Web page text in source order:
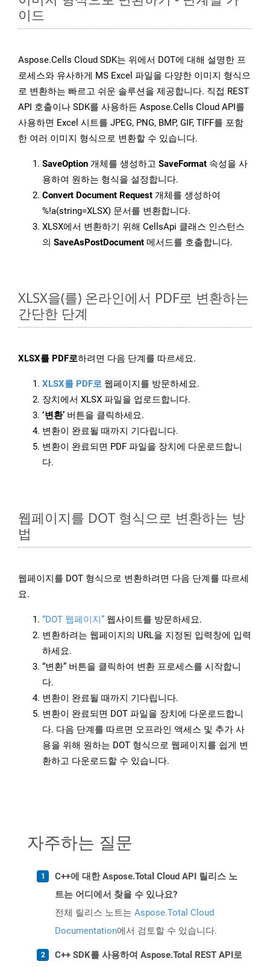
이드
Aspose.Cells Cloud SDK는 위에서 DOT에 대해 설명한 프
로세스와 유사하게 MS Excel 파일을 다양한 이미지 형식으
로 변환하는 빠르고 쉬운 솔루션을 제공합니다. 직접 REST
API 호출이나 SDK를 사용하든 Aspose.Cells Cloud API를
사용하면 Excel 시트를 JPEG, PNG, BMP, GIF, TIFF를 포함
한 여러 이미지 형식으로 변환할 수 있습니다.
SaveOption 개체를 생성하고 SaveFormat 속성을 사
용하여 원하는 형식을 설정합니다.
Convert Document Request 개체를 생성하여
%!a(string=XLSX) 문서를 변환합니다.
XLSX에서 변환하기 위해 CellsApi 클래스 인스턴스
의 SaveAsPostDocument 메서드를 호출합니다.
XLSX을(를) 온라인에서 PDF로 변환하는
간단한 단계
XLSX를 PDF로하려면 다음 단계를 따르세요.
XLSX를 PDF로 웹페이지를 방문하세요.
장치에서 XLSX 파일을 업로드합니다.
‘변환’ 버튼을 클릭하세요.
변환이 완료될 때까지 기다립니다.
변환이 완료되면 PDF 파일을 장치에 다운로드합니
다.
웹페이지를 DOT 형식으로 변환하는 방
법
웹페이지를 DOT 형식으로 변환하려면 다음 단계를 따르세
요.
“DOT 웹페이지” 웹사이트를 방문하세요.
변환하려는 웹페이지의 URL을 지정된 입력창에 입력
하세요.
“변환” 버튼을 클릭하여 변환 프로세스를 시작합니
다.
변환이 완료될 때까지 기다립니다.
변환이 완료되면 DOT 파일을 장치에 다운로드합니
다. 다음 단계를 따르면 오프라인 액세스 및 추가 사
용을 위해 원하는 DOT 형식으로 웹페이지를 쉽게 변
환하고 다운로드할 수 있습니다.
자주하는 질문
C++에 대한 Aspose.Total Cloud API 릴리스 노
트는 어디에서 찾을 수 있나요?
전체 릴리스 노트는 Aspose.Total Cloud
Documentation에서 검토할 수 있습니다.
C++ SDK를 사용하여 Aspose.Total REST API로